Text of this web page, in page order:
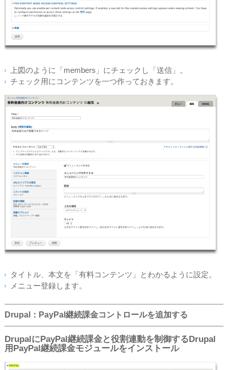
上図のように「members」にチェックし「送信」。
チェック用にコンテンツを一つ作っておきます。
タイトル、本文を「有料コンテンツ」とわかるように設定。
メニュー登録します。
Drupal：PayPal継続課金コントロールを追加する
DrupalにPayPal継続課金と役割連動を制御するDrupal
用PayPal継続課金モジュールをインストール